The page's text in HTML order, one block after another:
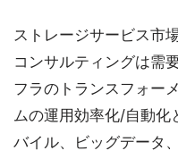
ストレージサービス市
コンサルティングは需
フラのトランスフォー
ムの運用効率化/自動化
バイル、ビッグデータ、